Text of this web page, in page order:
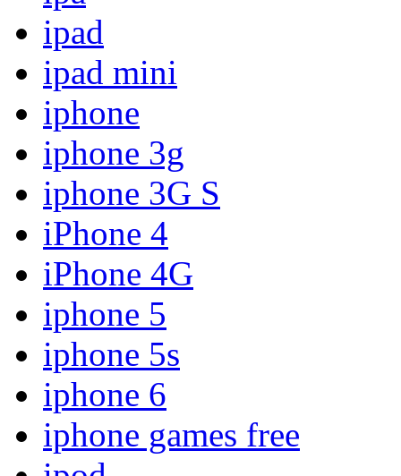
ipad
ipad mini
iphone
iphone 3g
iphone 3G S
iPhone 4
iPhone 4G
iphone 5
iphone 5s
iphone 6
iphone games free